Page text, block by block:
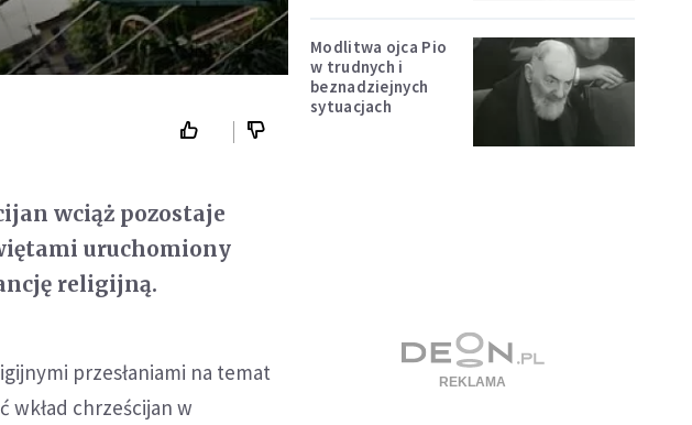
wciąż pozostaje
uruchomiony
religijną.
przesłaniami na temat
wkład chrześcijan w
Modlitwa ojca Pio
w trudnych i
beznadziejnych
sytuacjach